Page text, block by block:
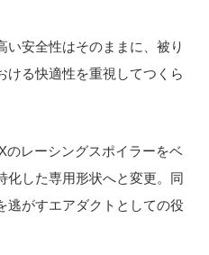
い安全性はそのままに、被り
ける快適性を重視してつくら
のレーシングスポイラーをベ
化した専用形状へと変更。同
逃がすエアダクトとしての役